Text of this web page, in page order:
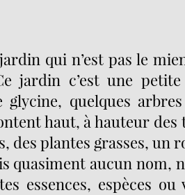
qui n’est pas le
jardin c’est une
glycine, quelques
haut, à hauteur des
des plantes grasses, un
quasiment aucun nom,
essences, espèces